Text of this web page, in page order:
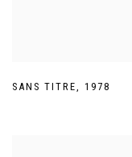
SANS TITRE ,1978